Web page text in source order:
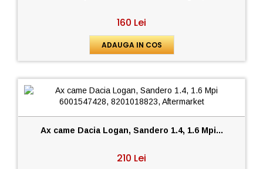
160 Lei
ADAUGA IN COS
Ax came Dacia Logan, Sandero 1.4, 1.6 Mpi...
210 Lei